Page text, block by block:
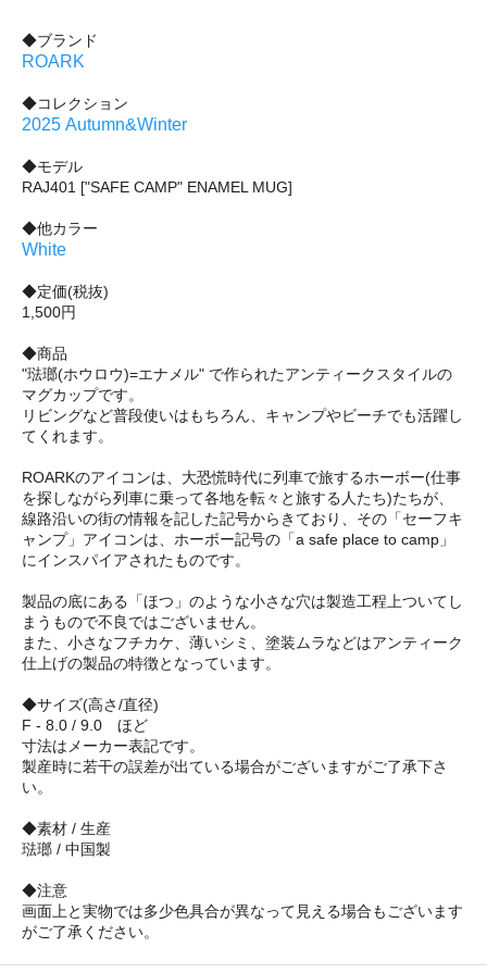
◆ブランド
ROARK
◆コレクション
2025 Autumn&Winter
◆モデル
RAJ401 ["SAFE CAMP" ENAMEL MUG]
◆他カラー
White
◆定価(税抜)
1,500円
◆商品
"琺瑯(ホウロウ)=エナメル" で作られたアンティークスタイルの
マグカップです。
リビングなど普段使いはもちろん、キャンプやビーチでも活躍し
てくれます。
ROARKのアイコンは、大恐慌時代に列車で旅するホーボー(仕事
を探しながら列車に乗って各地を転々と旅する人たち)たちが、
線路沿いの街の情報を記した記号からきており、その「セーフキ
ャンプ」アイコンは、ホーボー記号の「a safe place to camp」
にインスパイアされたものです。
製品の底にある「ほつ」のような小さな穴は製造工程上ついてし
まうもので不良ではございません。
また、小さなフチカケ、薄いシミ、塗装ムラなどはアンティーク
仕上げの製品の特徴となっています。
◆サイズ(高さ/直径)
F - 8.0 / 9.0 ほど
寸法はメーカー表記です。
製産時に若干の誤差が出ている場合がございますがご了承下さ
い。
◆素材 / 生産
琺瑯 / 中国製
◆注意
画面上と実物では多少色具合が異なって見える場合もございます
がご了承ください。